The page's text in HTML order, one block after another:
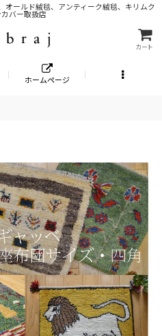
オールド絨毯、アンティーク絨毯、キリムク
カバー取扱店
カート
ホームページ